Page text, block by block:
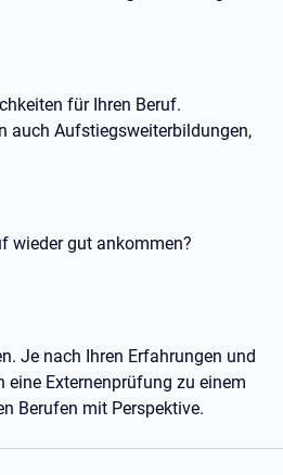
für Ihren Beruf.
auch Aufstiegsweiterbildungen,
wieder gut ankommen?
Je nach Ihren Erfahrungen und
Externenprüfung zu einem
Berufen mit Perspektive.